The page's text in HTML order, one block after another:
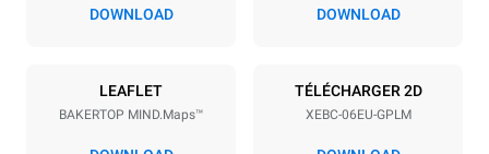
220-240V 1N~ 1 kW
DOWNLOAD DOWNLOAD
LEAFLET
BAKERTOP MIND.Maps™
TÉLÉCHARGER 2D
XEBC-06EU-GPLM